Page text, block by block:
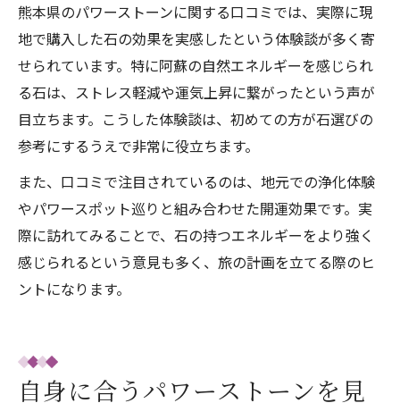
熊本県のパワーストーンに関する口コミでは、実際に現
地で購入した石の効果を実感したという体験談が多く寄
せられています。特に阿蘇の自然エネルギーを感じられ
る石は、ストレス軽減や運気上昇に繋がったという声が
目立ちます。こうした体験談は、初めての方が石選びの
参考にするうえで非常に役立ちます。
また、口コミで注目されているのは、地元での浄化体験
やパワースポット巡りと組み合わせた開運効果です。実
際に訪れてみることで、石の持つエネルギーをより強く
感じられるという意見も多く、旅の計画を立てる際のヒ
ントになります。
自身に合うパワーストーンを見